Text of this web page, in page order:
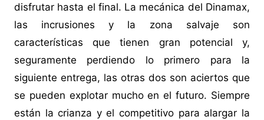
disfrutar hasta el final. La mecánica del Dinamax,
las incrusiones y la zona salvaje son
características que tienen gran potencial y,
seguramente perdiendo lo primero para la
siguiente entrega, las otras dos son aciertos que
se pueden explotar mucho en el futuro. Siempre
están la crianza y el competitivo para alargar la